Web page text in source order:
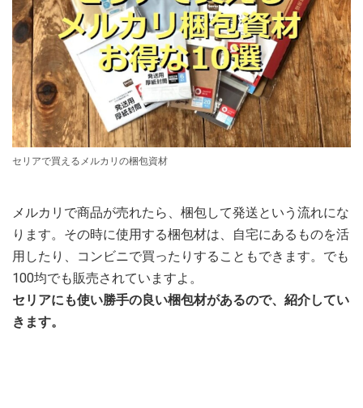
セリアで買えるメルカリの梱包資材
メルカリで商品が売れたら、梱包して発送という流れにな
ります。その時に使用する梱包材は、自宅にあるものを活
用したり、コンビニで買ったりすることもできます。でも
100均でも販売されていますよ。
セリアにも使い勝手の良い梱包材があるので、紹介してい
きます。